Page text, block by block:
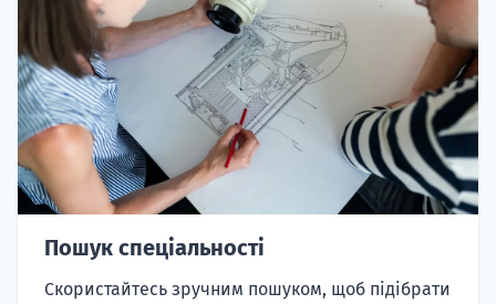
Пошук спеціальності
Скористайтесь зручним пошуком, щоб підібрати